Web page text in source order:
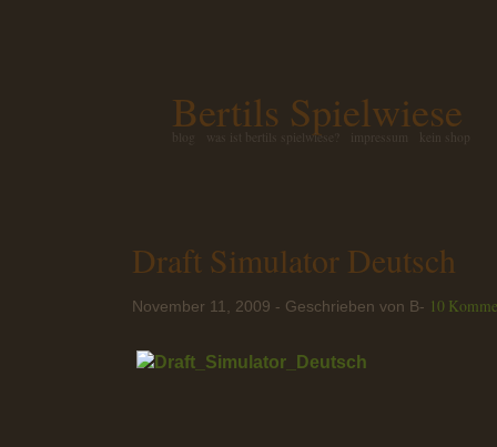
Bertils Spielwiese
blog was ist bertils spielwiese? impressum kein shop
Draft Simulator Deutsch
November 11, 2009 - Geschrieben von B- 10